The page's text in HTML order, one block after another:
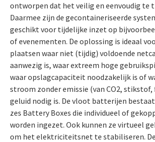
ontworpen dat het veilig en eenvoudig te
Daarmee zijn de gecontaineriseerde
geschikt voor tijdelijke inzet op
of evenementen. De oplossing is ideaal
plaatsen waar niet (tijdig) voldoende
aanwezig is, waar extreem hoge
waar opslagcapaciteit noodzakelijk is of
stroom zonder emissie (van CO2,
geluid nodig is. De vloot batterijen
zes Battery Boxes die individueel of
worden ingezet. Ook kunnen ze virtueel
om het elektriciteitsnet te stabiliseren.